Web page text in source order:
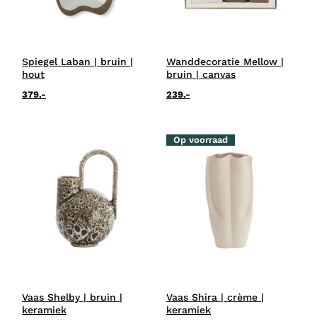
Spiegel Laban | bruin |
hout
379.-
Wanddecoratie Mellow |
bruin | canvas
239.-
Vaas Shelby | bruin |
keramiek
Op voorraad
Vaas Shira | crème |
keramiek